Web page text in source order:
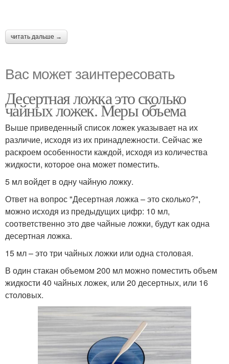
читать дальше →
Вас может заинтересовать
Десертная ложка это сколько
чайных ложек. Меры объема
Выше приведенный список ложек указывает на их
различие, исходя из их принадлежности. Сейчас же
раскроем особенности каждой, исходя из количества
жидкости, которое она может поместить.
5 мл войдет в одну чайную ложку.
Ответ на вопрос "Десертная ложка – это сколько?",
можно исходя из предыдущих цифр: 10 мл,
соответственно это две чайные ложки, будут как одна
десертная ложка.
15 мл – это три чайных ложки или одна столовая.
В один стакан объемом 200 мл можно поместить объем
жидкости 40 чайных ложек, или 20 десертных, или 16
столовых.